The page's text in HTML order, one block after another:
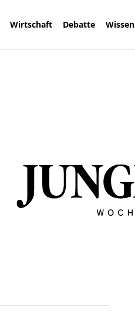
Wirtschaft Debatte Wissen